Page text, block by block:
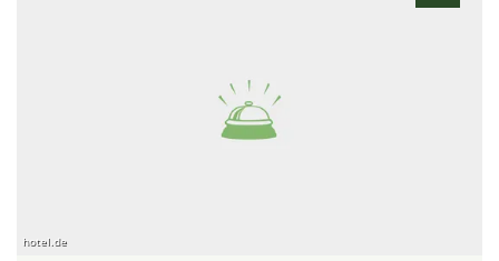
hotel.de